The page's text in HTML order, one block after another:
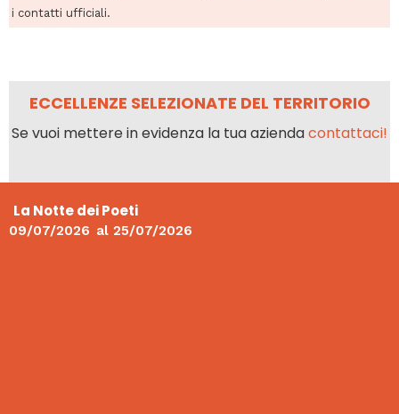
i contatti ufficiali.
ECCELLENZE SELEZIONATE DEL TERRITORIO
Se vuoi mettere in evidenza la tua aziendacontattaci!
La Notte dei Poeti
09/07/2026 al 25/07/2026